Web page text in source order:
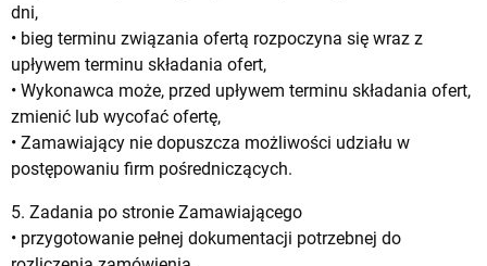
dni,
• bieg terminu związania ofertą rozpoczyna się wraz z
upływem terminu składania ofert,
• Wykonawca może, przed upływem terminu składania ofert,
zmienić lub wycofać ofertę,
• Zamawiający nie dopuszcza możliwości udziału w
postępowaniu firm pośredniczących.
5. Zadania po stronie Zamawiającego
• przygotowanie pełnej dokumentacji potrzebnej do